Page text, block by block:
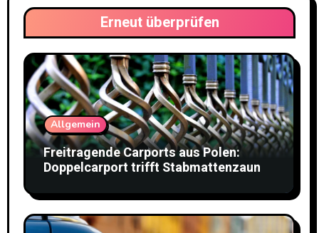
Erneut überprüfen
Allgemein
Freitragende Carports aus Polen:
Doppelcarport trifft Stabmattenzaun